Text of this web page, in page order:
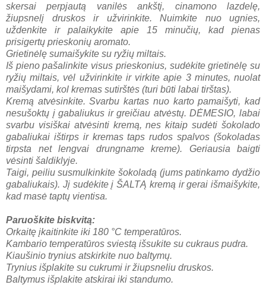
skersai perpjautą vanilės ankštį, cinamono lazdelę,
žiupsnelį druskos ir užvirinkite. Nuimkite nuo ugnies,
uždenkite ir palaikykite apie 15 minučių, kad pienas
prisigertų prieskonių aromato.
Grietinėlę sumaišykite su ryžių miltais.
Iš pieno pašalinkite visus prieskonius, sudėkite grietinėlę su
ryžių miltais, vėl užvirinkite ir virkite apie 3 minutes, nuolat
maišydami, kol kremas sutirštės (turi būti labai tirštas).
Kremą atvėsinkite. Svarbu kartas nuo karto pamaišyti, kad
nesušoktų į gabaliukus ir greičiau atvėstų. DĖMESIO, labai
svarbu visiškai atvėsinti kremą, nes kitaip sudėti šokolado
gabaliukai ištirps ir kremas taps rudos spalvos (šokoladas
tirpsta net lengvai drungname kreme). Geriausia baigti
vėsinti šaldiklyje.
Taigi, peiliu susmulkinkite šokoladą (jums patinkamo dydžio
gabaliukais). Jį sudėkite į ŠALTĄ kremą ir gerai išmaišykite,
kad masė taptų vientisa.
Paruoškite biskvitą:
Orkaitę įkaitinkite iki 180 °C temperatūros.
Kambario temperatūros sviestą išsukite su cukraus pudra.
Kiaušinio trynius atskirkite nuo baltymų.
Trynius išplakite su cukrumi ir žiupsneliu druskos.
Baltymus išplakite atskirai iki standumo.